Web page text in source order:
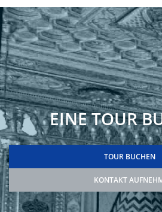
EINE TOUR
TOUR BUCHEN
KONTAKT